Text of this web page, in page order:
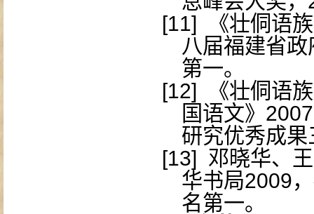
[11]
《壮侗语
八届福建省
第一。
[12]
《壮侗语
国语文》 2007
研究优秀成
[13] 邓晓华、
华书局2009
名第一。